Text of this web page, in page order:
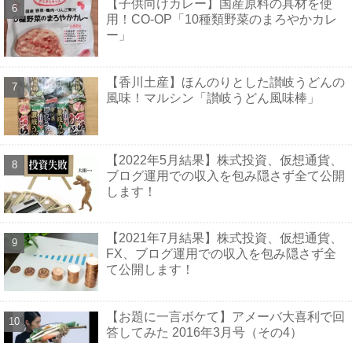
【子供向けカレー】国産原料の具材を使
用！CO-OP「10種類野菜のまろやかカレ
ー」
【香川土産】ほんのりとした讃岐うどんの
風味！マルシン「讃岐うどん風味棒」
【2022年5月結果】株式投資、仮想通貨、
ブログ運用での収入を包み隠さず全て公開
します！
【2021年7月結果】株式投資、仮想通貨、
FX、ブログ運用での収入を包み隠さず全
て公開します！
【お題に一言ボケて】アメーバ大喜利で回
答してみた 2016年3月号（その4）